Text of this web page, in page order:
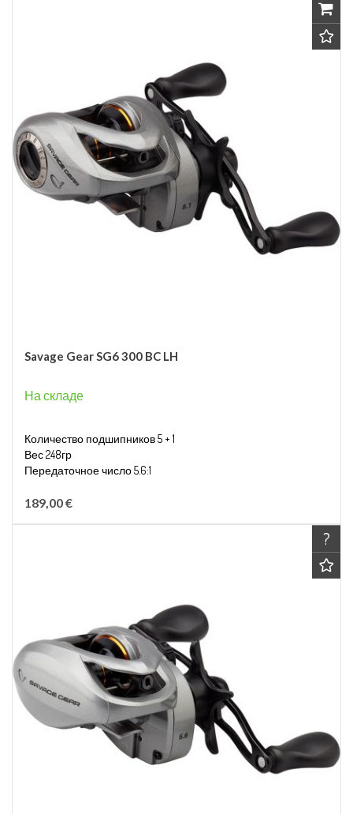
Savage Gear SG6 300 BC LH
На складе
Количество подшипников 5 + 1
Вес 248гр
Передаточное число 5.6:1
189,00 €
?